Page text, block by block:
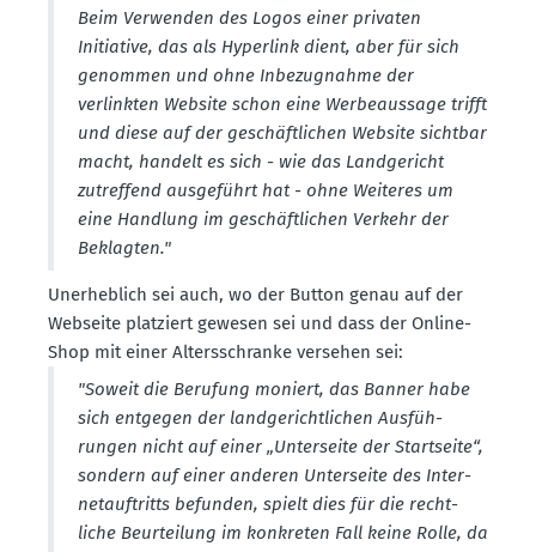
Beim Verwenden des Logos einer privaten
Initiative, das als Hyperlink dient, aber für sich
genommen und ohne Inbezug­nahme der
verlinkten Website schon eine Werbe­aussage trifft
und diese auf der geschäft­lichen Website sichtbar
macht, handelt es sich - wie das Landge­richt
zutreffend ausge­führt hat - ohne Weiteres um
eine Handlung im geschäft­lichen Verkehr der
Beklagten."
Unerheblich sei auch, wo der Button genau auf der
Webseite platziert gewesen sei und dass der Online-
Shop mit einer Alters­schranke versehen sei:
"Soweit die Berufung moniert, das Banner habe
sich entgegen der landge­richt­lichen Ausfüh­
rungen nicht auf einer „Unter­seite der Start­seite“,
sondern auf einer anderen Unter­seite des Inter­
net­auf­tritts befunden, spielt dies für die recht­
liche Beurteilung im konkreten Fall keine Rolle, da